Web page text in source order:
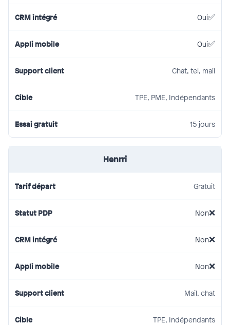
Oui
Oui
Chat, tel, mail
TPE, PME, Indépendants
15 jours
Henrri
Gratuit
Non
Non
Non
Mail, chat
TPE, Indépendants